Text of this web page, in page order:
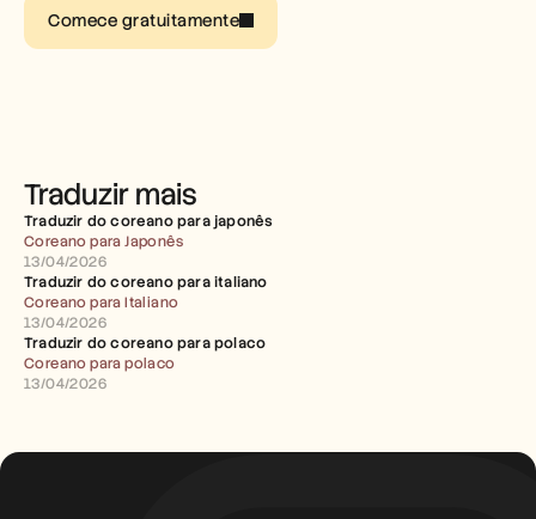
Comece gratuitamente
Traduzir mais
Traduzir do coreano para japonês
Coreano para Japonês
13/04/2026
Traduzir do coreano para italiano
Coreano para Italiano
13/04/2026
Traduzir do coreano para polaco
Coreano para polaco
13/04/2026
Carreiras